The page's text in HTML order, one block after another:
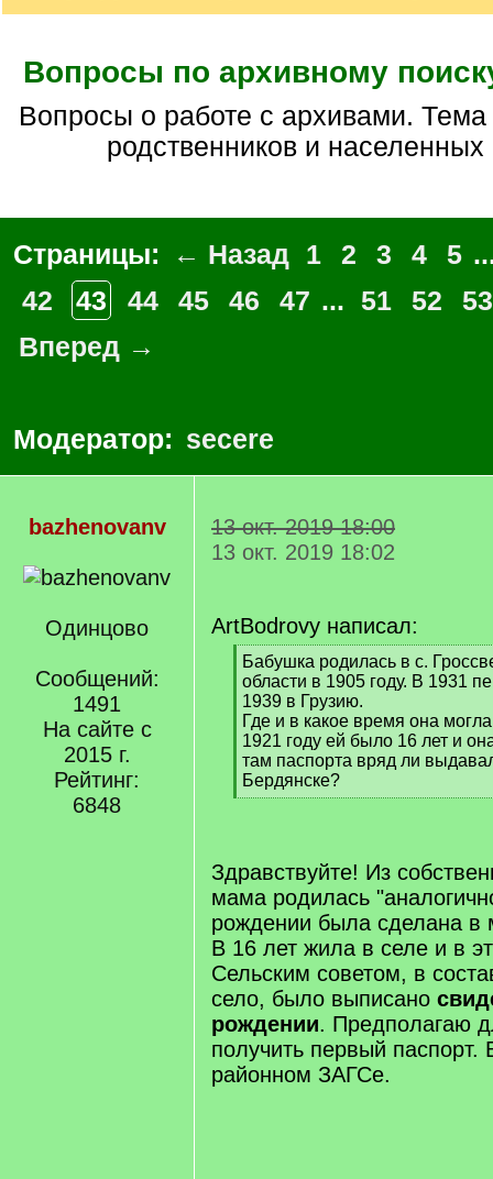
Вопросы по архивному
Вопросы о работе с архивами. Тема НЕ для поиска
родственников и населенных
Страницы: ← Назад 1 2 3 4 5
42
43 44 45 46 47 ... 51 52
53
Вперед →
Модератор: secere
bazhenovanv
Одинцово
Сообщений:
1491
На сайте с
2015 г.
Рейтинг:
6848
13 окт. 2019 18:00
13 окт. 2019 18:02
ArtBodrovy написал:
[
q
]
Бабушка родилась в с.
области в 1905 году. В 1931
1939 в Грузию.
Где и в какое время она
1921 году ей было 16 лет и
там паспорта вряд ли
Бердянске?
[
Здравствуйте! Из
мама родилась
рождении была сделана в
В 16 лет жила в селе и в
Сельским советом, в
село, было выписано
рождении. Предполагаю
получить первый паспорт.
районном ЗАГСе.